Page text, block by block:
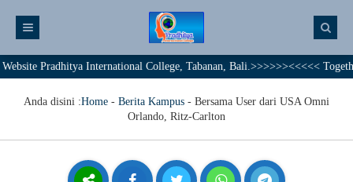
International College, Tabanan, Bali.>>>>>><<<<< Together We
Anda disini :Home - Berita Kampus - Bersama User dari USA Omni
Orlando, Ritz-Carlton